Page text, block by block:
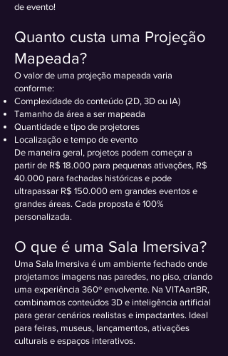
de evento!
Quanto custa uma Projeção
Mapeada?
O valor de uma projeção mapeada varia
conforme:
Complexidade do conteúdo (2D, 3D ou IA)
Tamanho da área a ser mapeada
Quantidade e tipo de projetores
Localização e tempo de evento
De maneira geral, projetos podem começar a
partir de R$ 18.000 para pequenas ativações, R$
40.000 para fachadas históricas e pode
ultrapassar R$ 150.000 em grandes eventos e
grandes áreas. Cada proposta é 100%
personalizada.
O que é uma Sala Imersiva?
Uma Sala Imersiva é um ambiente fechado onde
projetamos imagens nas paredes, no piso, criando
uma experiência 360º envolvente. Na VITAartBR,
combinamos conteúdos 3D e inteligência artificial
para gerar cenários realistas e impactantes. Ideal
para feiras, museus, lançamentos, ativações
culturais e espaços interativos.